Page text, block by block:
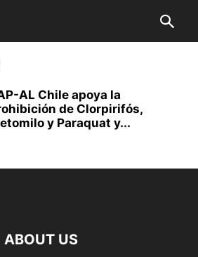
AL Chile apoya la
de Clorpirifós,
y Paraquat y...
ABOUT US